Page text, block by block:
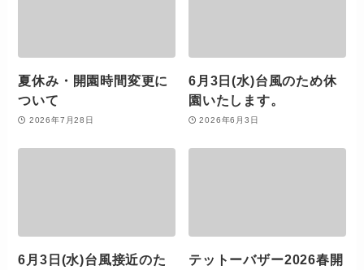
夏休み・開園時間変更に
ついて
2026年7月28日
6月3日(水)台風のため休
園いたします。
2026年6月3日
6月3日(水)台風接近のた
テットーバザー2026春開